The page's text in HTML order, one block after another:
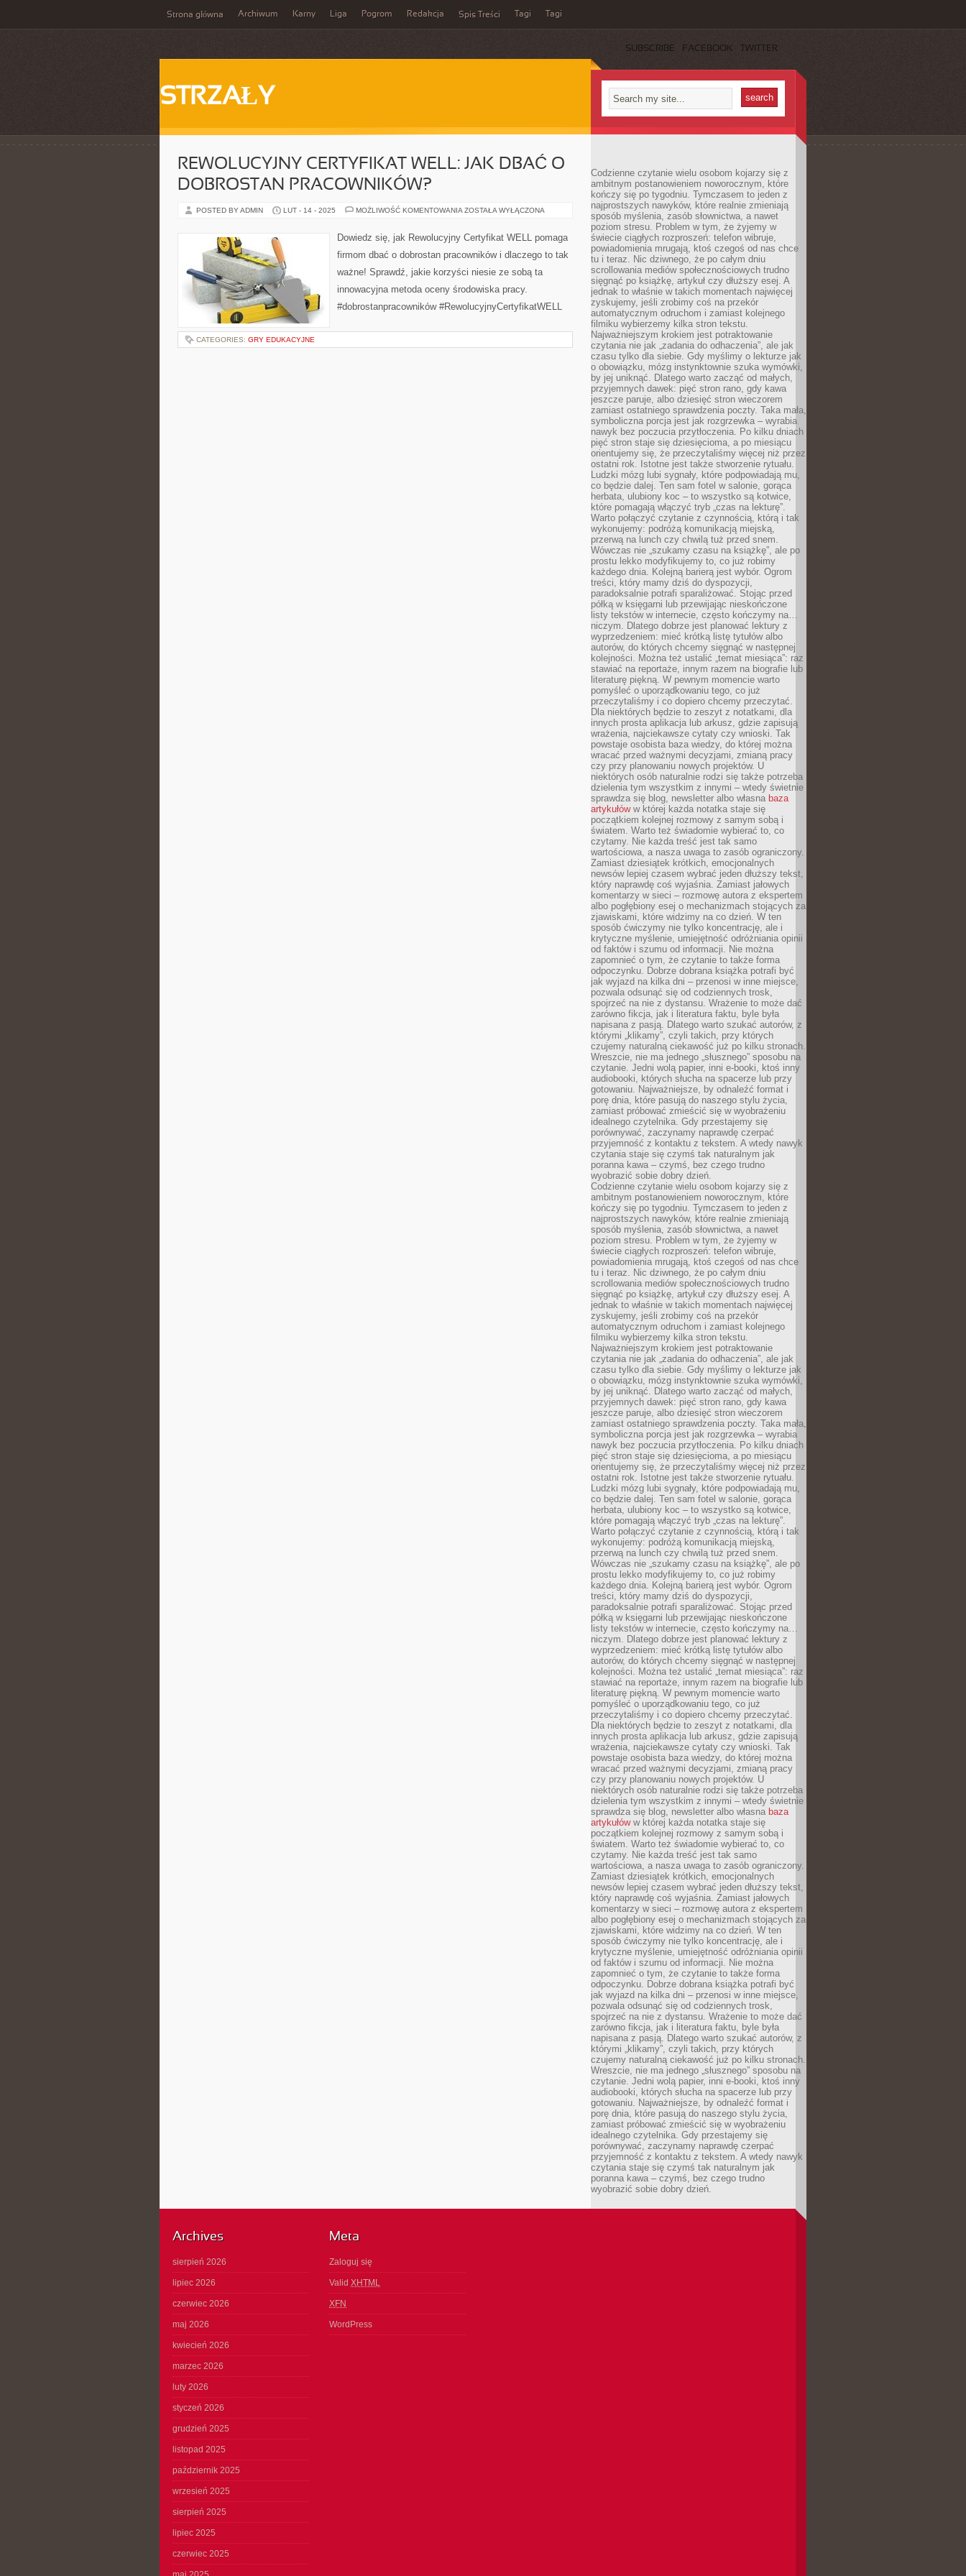
Strona główna Archiwum Karny Liga Pogrom Redakcja Spis Treści Tagi Tagi
SUBSCRIBE FACEBOOK TWITTER
STRZAŁY
REWOLUCYJNY CERTYFIKAT WELL: JAK DBAĆ O
DOBROSTAN PRACOWNIKÓW?
POSTED BY ADMIN LUT - 14 - 2025 MOŻLIWOŚĆ KOMENTOWANIA REWOLUCYJNY
JAK
DBAĆ
DOBROSTAN
ZOSTAŁA WYŁĄCZONA
Dowiedz się, jak Rewolucyjny Certyfikat WELL pomaga
firmom dbać o dobrostan pracowników i dlaczego to tak
ważne! Sprawdź, jakie korzyści niesie ze sobą ta
innowacyjna metoda oceny środowiska pracy.
#dobrostanpracowników #RewolucyjnyCertyfikatWELL
CATEGORIES: GRY EDUKACYJNE
Codzienne czytanie wielu osobom kojarzy się z
ambitnym postanowieniem noworocznym, które
kończy się po tygodniu. Tymczasem to jeden z
najprostszych nawyków, które realnie zmieniają
sposób myślenia, zasób słownictwa, a nawet
poziom stresu. Problem w tym, że żyjemy w
świecie ciągłych rozproszeń: telefon wibruje,
powiadomienia mrugają, ktoś czegoś od nas chce
tu i teraz. Nic dziwnego, że po całym dniu
scrollowania mediów społecznościowych trudno
sięgnąć po książkę, artykuł czy dłuższy esej. A
jednak to właśnie w takich momentach najwięcej
zyskujemy, jeśli zrobimy coś na przekór
automatycznym odruchom i zamiast kolejnego
filmiku wybierzemy kilka stron tekstu.
Najważniejszym krokiem jest potraktowanie
czytania nie jak „zadania do odhaczenia”, ale jak
czasu tylko dla siebie. Gdy myślimy o lekturze jak
o obowiązku, mózg instynktownie szuka wymówki,
by jej uniknąć. Dlatego warto zacząć od małych,
przyjemnych dawek: pięć stron rano, gdy kawa
jeszcze paruje, albo dziesięć stron wieczorem
zamiast ostatniego sprawdzenia poczty. Taka mała,
symboliczna porcja jest jak rozgrzewka – wyrabia
nawyk bez poczucia przytłoczenia. Po kilku dniach
pięć stron staje się dziesięcioma, a po miesiącu
orientujemy się, że przeczytaliśmy więcej niż przez
ostatni rok. Istotne jest także stworzenie rytuału.
Ludzki mózg lubi sygnały, które podpowiadają mu,
co będzie dalej. Ten sam fotel w salonie, gorąca
herbata, ulubiony koc – to wszystko są kotwice,
które pomagają włączyć tryb „czas na lekturę”.
Warto połączyć czytanie z czynnością, którą i tak
wykonujemy: podróżą komunikacją miejską,
przerwą na lunch czy chwilą tuż przed snem.
Wówczas nie „szukamy czasu na książkę”, ale po
prostu lekko modyfikujemy to, co już robimy
każdego dnia. Kolejną barierą jest wybór. Ogrom
treści, który mamy dziś do dyspozycji,
paradoksalnie potrafi sparaliżować. Stojąc przed
półką w księgarni lub przewijając nieskończone
listy tekstów w internecie, często kończymy na…
niczym. Dlatego dobrze jest planować lektury z
wyprzedzeniem: mieć krótką listę tytułów albo
autorów, do których chcemy sięgnąć w następnej
kolejności. Można też ustalić „temat miesiąca”: raz
stawiać na reportaże, innym razem na biografie lub
literaturę piękną. W pewnym momencie warto
pomyśleć o uporządkowaniu tego, co już
przeczytaliśmy i co dopiero chcemy przeczytać.
Dla niektórych będzie to zeszyt z notatkami, dla
innych prosta aplikacja lub arkusz, gdzie zapisują
wrażenia, najciekawsze cytaty czy wnioski. Tak
powstaje osobista baza wiedzy, do której można
wracać przed ważnymi decyzjami, zmianą pracy
czy przy planowaniu nowych projektów. U
niektórych osób naturalnie rodzi się także potrzeba
dzielenia tym wszystkim z innymi – wtedy świetnie
sprawdza się blog, newsletter albo własna baza
artykułóww której każda notatka staje się
początkiem kolejnej rozmowy z samym sobą i
światem. Warto też świadomie wybierać to, co
czytamy. Nie każda treść jest tak samo
wartościowa, a nasza uwaga to zasób ograniczony.
Zamiast dziesiątek krótkich, emocjonalnych
newsów lepiej czasem wybrać jeden dłuższy tekst,
który naprawdę coś wyjaśnia. Zamiast jałowych
komentarzy w sieci – rozmowę autora z ekspertem
albo pogłębiony esej o mechanizmach stojących za
zjawiskami, które widzimy na co dzień. W ten
sposób ćwiczymy nie tylko koncentrację, ale i
krytyczne myślenie, umiejętność odróżniania opinii
od faktów i szumu od informacji. Nie można
zapomnieć o tym, że czytanie to także forma
odpoczynku. Dobrze dobrana książka potrafi być
jak wyjazd na kilka dni – przenosi w inne miejsce,
pozwala odsunąć się od codziennych trosk,
spojrzeć na nie z dystansu. Wrażenie to może dać
zarówno fikcja, jak i literatura faktu, byle była
napisana z pasją. Dlatego warto szukać autorów, z
którymi „klikamy”, czyli takich, przy których
czujemy naturalną ciekawość już po kilku stronach.
Wreszcie, nie ma jednego „słusznego” sposobu na
czytanie. Jedni wolą papier, inni e-booki, ktoś inny
audiobooki, których słucha na spacerze lub przy
gotowaniu. Najważniejsze, by odnaleźć format i
porę dnia, które pasują do naszego stylu życia,
zamiast próbować zmieścić się w wyobrażeniu
idealnego czytelnika. Gdy przestajemy się
porównywać, zaczynamy naprawdę czerpać
przyjemność z kontaktu z tekstem. A wtedy nawyk
czytania staje się czymś tak naturalnym jak
poranna kawa – czymś, bez czego trudno
wyobrazić sobie dobry dzień.
Codzienne czytanie wielu osobom kojarzy się z
ambitnym postanowieniem noworocznym, które
kończy się po tygodniu. Tymczasem to jeden z
najprostszych nawyków, które realnie zmieniają
sposób myślenia, zasób słownictwa, a nawet
poziom stresu. Problem w tym, że żyjemy w
świecie ciągłych rozproszeń: telefon wibruje,
powiadomienia mrugają, ktoś czegoś od nas chce
tu i teraz. Nic dziwnego, że po całym dniu
scrollowania mediów społecznościowych trudno
sięgnąć po książkę, artykuł czy dłuższy esej. A
jednak to właśnie w takich momentach najwięcej
zyskujemy, jeśli zrobimy coś na przekór
automatycznym odruchom i zamiast kolejnego
filmiku wybierzemy kilka stron tekstu.
Najważniejszym krokiem jest potraktowanie
czytania nie jak „zadania do odhaczenia”, ale jak
czasu tylko dla siebie. Gdy myślimy o lekturze jak
o obowiązku, mózg instynktownie szuka wymówki,
by jej uniknąć. Dlatego warto zacząć od małych,
przyjemnych dawek: pięć stron rano, gdy kawa
jeszcze paruje, albo dziesięć stron wieczorem
zamiast ostatniego sprawdzenia poczty. Taka mała,
symboliczna porcja jest jak rozgrzewka – wyrabia
nawyk bez poczucia przytłoczenia. Po kilku dniach
pięć stron staje się dziesięcioma, a po miesiącu
orientujemy się, że przeczytaliśmy więcej niż przez
ostatni rok. Istotne jest także stworzenie rytuału.
Ludzki mózg lubi sygnały, które podpowiadają mu,
co będzie dalej. Ten sam fotel w salonie, gorąca
herbata, ulubiony koc – to wszystko są kotwice,
które pomagają włączyć tryb „czas na lekturę”.
Warto połączyć czytanie z czynnością, którą i tak
wykonujemy: podróżą komunikacją miejską,
przerwą na lunch czy chwilą tuż przed snem.
Wówczas nie „szukamy czasu na książkę”, ale po
prostu lekko modyfikujemy to, co już robimy
każdego dnia. Kolejną barierą jest wybór. Ogrom
treści, który mamy dziś do dyspozycji,
paradoksalnie potrafi sparaliżować. Stojąc przed
półką w księgarni lub przewijając nieskończone
listy tekstów w internecie, często kończymy na…
niczym. Dlatego dobrze jest planować lektury z
wyprzedzeniem: mieć krótką listę tytułów albo
autorów, do których chcemy sięgnąć w następnej
kolejności. Można też ustalić „temat miesiąca”: raz
stawiać na reportaże, innym razem na biografie lub
literaturę piękną. W pewnym momencie warto
pomyśleć o uporządkowaniu tego, co już
przeczytaliśmy i co dopiero chcemy przeczytać.
Dla niektórych będzie to zeszyt z notatkami, dla
innych prosta aplikacja lub arkusz, gdzie zapisują
wrażenia, najciekawsze cytaty czy wnioski. Tak
powstaje osobista baza wiedzy, do której można
wracać przed ważnymi decyzjami, zmianą pracy
czy przy planowaniu nowych projektów. U
niektórych osób naturalnie rodzi się także potrzeba
dzielenia tym wszystkim z innymi – wtedy świetnie
sprawdza się blog, newsletter albo własna baza
artykułóww której każda notatka staje się
początkiem kolejnej rozmowy z samym sobą i
światem. Warto też świadomie wybierać to, co
czytamy. Nie każda treść jest tak samo
wartościowa, a nasza uwaga to zasób ograniczony.
Zamiast dziesiątek krótkich, emocjonalnych
newsów lepiej czasem wybrać jeden dłuższy tekst,
który naprawdę coś wyjaśnia. Zamiast jałowych
komentarzy w sieci – rozmowę autora z ekspertem
albo pogłębiony esej o mechanizmach stojących za
zjawiskami, które widzimy na co dzień. W ten
sposób ćwiczymy nie tylko koncentrację, ale i
krytyczne myślenie, umiejętność odróżniania opinii
od faktów i szumu od informacji. Nie można
zapomnieć o tym, że czytanie to także forma
odpoczynku. Dobrze dobrana książka potrafi być
jak wyjazd na kilka dni – przenosi w inne miejsce,
pozwala odsunąć się od codziennych trosk,
spojrzeć na nie z dystansu. Wrażenie to może dać
zarówno fikcja, jak i literatura faktu, byle była
napisana z pasją. Dlatego warto szukać autorów, z
którymi „klikamy”, czyli takich, przy których
czujemy naturalną ciekawość już po kilku stronach.
Wreszcie, nie ma jednego „słusznego” sposobu na
czytanie. Jedni wolą papier, inni e-booki, ktoś inny
audiobooki, których słucha na spacerze lub przy
gotowaniu. Najważniejsze, by odnaleźć format i
porę dnia, które pasują do naszego stylu życia,
zamiast próbować zmieścić się w wyobrażeniu
idealnego czytelnika. Gdy przestajemy się
porównywać, zaczynamy naprawdę czerpać
przyjemność z kontaktu z tekstem. A wtedy nawyk
czytania staje się czymś tak naturalnym jak
poranna kawa – czymś, bez czego trudno
wyobrazić sobie dobry dzień.
Archives
sierpień 2026
lipiec 2026
czerwiec 2026
maj 2026
kwiecień 2026
marzec 2026
luty 2026
styczeń 2026
grudzień 2025
listopad 2025
październik 2025
wrzesień 2025
sierpień 2025
lipiec 2025
czerwiec 2025
Meta
Zaloguj się
Valid XHTML
XFN
WordPress